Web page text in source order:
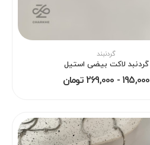
گردنبند
گردنبد لاکت بیضی استیل
195,000 - 269,000 تومان